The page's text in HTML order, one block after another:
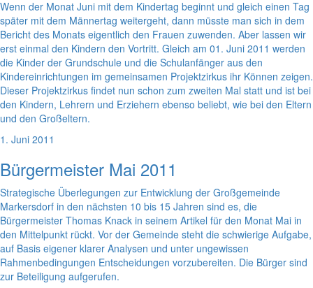
Wenn der Monat Juni mit dem Kindertag beginnt und gleich einen Tag
später mit dem Männertag weitergeht, dann müsste man sich in dem
Bericht des Monats eigentlich den Frauen zuwenden. Aber lassen wir
erst einmal den Kindern den Vortritt. Gleich am 01. Juni 2011 werden
die Kinder der Grundschule und die Schulanfänger aus den
Kindereinrichtungen im gemeinsamen Projektzirkus ihr Können zeigen.
Dieser Projektzirkus findet nun schon zum zweiten Mal statt und ist bei
den Kindern, Lehrern und Erziehern ebenso beliebt, wie bei den Eltern
und den Großeltern.
1. Juni 2011
Bürgermeister Mai 2011
Strategische Überlegungen zur Entwicklung der Großgemeinde
Markersdorf in den nächsten 10 bis 15 Jahren sind es, die
Bürgermeister Thomas Knack in seinem Artikel für den Monat Mai in
den Mittelpunkt rückt. Vor der Gemeinde steht die schwierige Aufgabe,
auf Basis eigener klarer Analysen und unter ungewissen
Rahmenbedingungen Entscheidungen vorzubereiten. Die Bürger sind
zur Beteiligung aufgerufen.